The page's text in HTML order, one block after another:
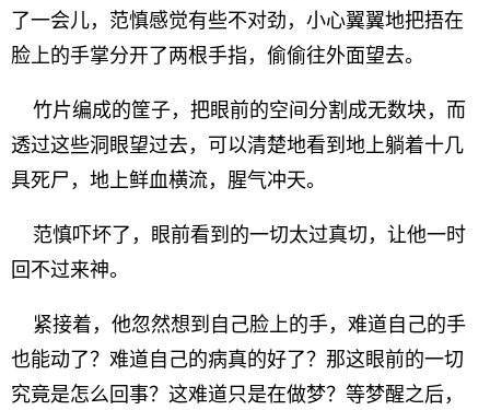
了一会儿，范慎感觉有些不对劲，小心翼翼地把捂在
脸上的手掌分开了两根手指，偷偷往外面望去。
竹片编成的筐子，把眼前的空间分割成无数块，而
透过这些洞眼望过去，可以清楚地看到地上躺着十几
具死尸，地上鲜血横流，腥气冲天。
范慎吓坏了，眼前看到的一切太过真切，让他一时
回不过来神。
紧接着，他忽然想到自己脸上的手，难道自己的手
也能动了？难道自己的病真的好了？那这眼前的一切
究竟是怎么回事？这难道只是在做梦？等梦醒之后，